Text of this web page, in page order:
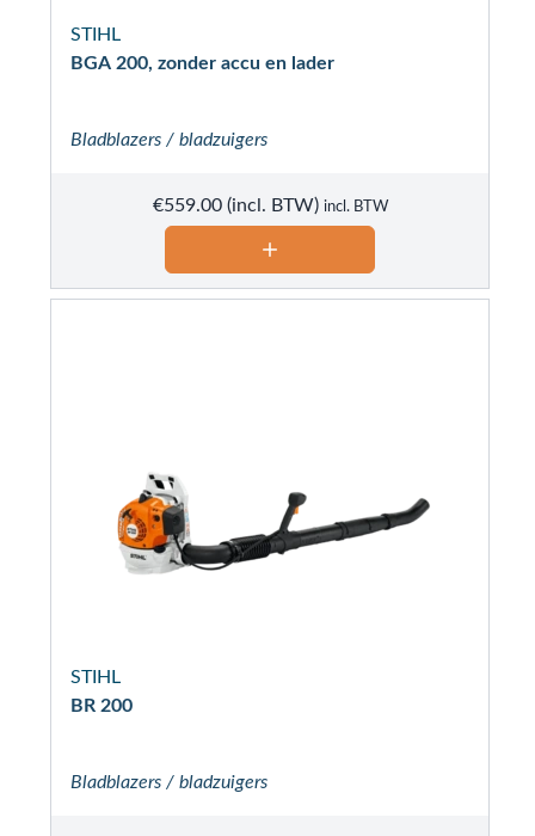
STIHL
BGA 200, zonder accu en lader
Bladblazers / bladzuigers
€559.00 incl. BTW
STIHL
BR 200
Bladblazers / bladzuigers